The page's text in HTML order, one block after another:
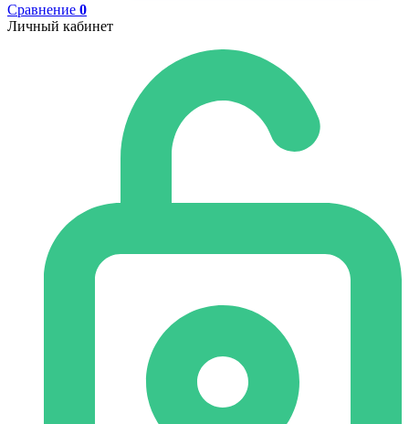
Сравнение 0
Личный кабинет